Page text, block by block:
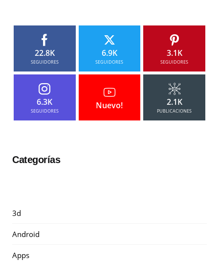
22.8K
SEGUIDORES
6.9K
SEGUIDORES
3.1K
SEGUIDORES
6.3K
SEGUIDORES
Nuevo! 2.1K
PUBLICACIONES
Categorías
3d
Android
Apps